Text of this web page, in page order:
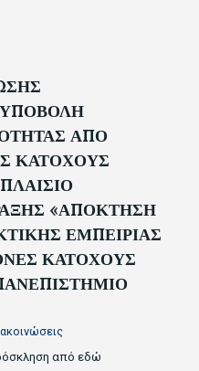
ΥΠΟΒΟΛΗ
ΑΠΟ
ΚΑΤΟΧΟΥΣ
«ΑΠΟΚΤΗΣΗ
ΕΜΠΕΙΡΙΑΣ
ΚΑΤΟΧΟΥΣ
από εδώ